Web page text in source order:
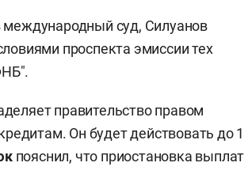
международный суд, Силуанов
проспекта эмиссии тех
правительство правом
Он будет действовать до 1
пояснил, что приостановка выплат